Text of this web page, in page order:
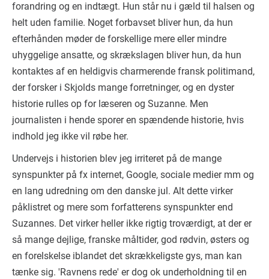
forandring og en indtægt. Hun står nu i gæld til halsen og
helt uden familie. Noget forbavset bliver hun, da hun
efterhånden møder de forskellige mere eller mindre
uhyggelige ansatte, og skrækslagen bliver hun, da hun
kontaktes af en heldigvis charmerende fransk politimand,
der forsker i Skjolds mange forretninger, og en dyster
historie rulles op for læseren og Suzanne. Men
journalisten i hende sporer en spændende historie, hvis
indhold jeg ikke vil røbe her.
Undervejs i historien blev jeg irriteret på de mange
synspunkter på fx internet, Google, sociale medier mm og
en lang udredning om den danske jul. Alt dette virker
påklistret og mere som forfatterens synspunkter end
Suzannes. Det virker heller ikke rigtig troværdigt, at der er
så mange dejlige, franske måltider, god rødvin, østers og
en forelskelse iblandet det skrækkeligste gys, man kan
tænke sig. 'Ravnens rede' er dog ok underholdning til en